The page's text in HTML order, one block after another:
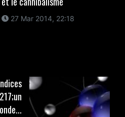
27 Mar 2014, 22:18